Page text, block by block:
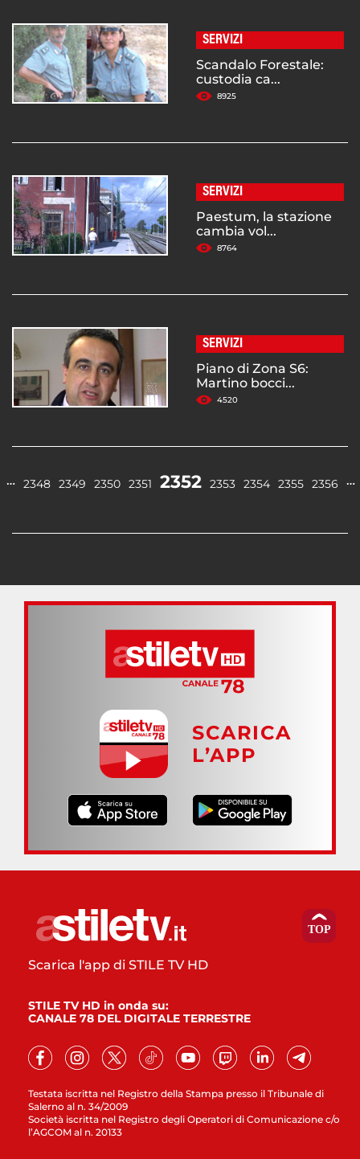
SERVIZI
Scandalo Forestale:
custodia ca...
8925
SERVIZI
Paestum, la stazione
cambia vol...
8764
SERVIZI
Piano di Zona S6:
Martino bocci...
4520
… 2348 2349 2350 2351 2352 2353 2354 2355 2356 …
SCARICA
L’APP
Testata iscritta nel Registro della Stampa presso il Tribunale di
Salerno al n. 34/2009
Società iscritta nel Registro degli Operatori di Comunicazione c/o
l’AGCOM al n. 20133
Scarica l'app di STILE TV HD
STILE TV HD in onda su:
CANALE 78 DEL DIGITALE TERRESTRE